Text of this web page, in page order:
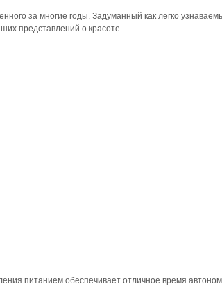
за многие годы. Задуманный как легко
представлений о красоте
питанием обеспечивает отличное время